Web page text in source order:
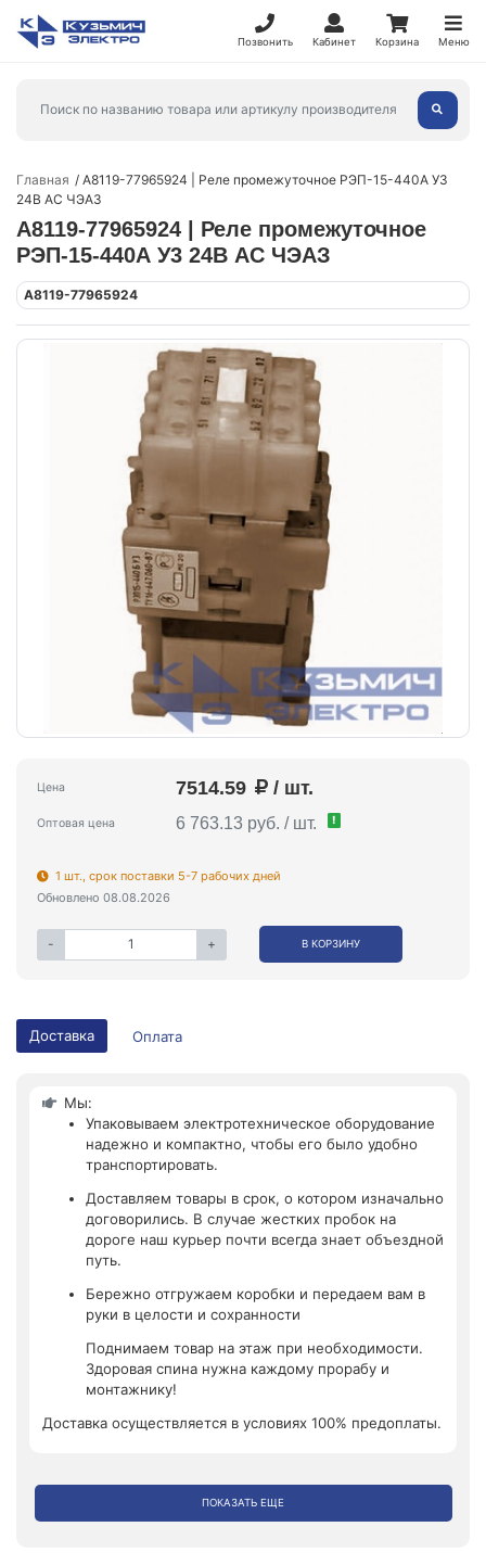
Позвонить Кабинет Корзина Меню
Главная
A8119-77965924 | Реле промежуточное РЭП-15-440А У3
24В AC ЧЭАЗ
A8119-77965924 | Реле промежуточное
РЭП-15-440А У3 24В AC ЧЭАЗ
A8119-77965924
Цена 7514.59 / шт.
Оптовая цена 6 763.13 руб. / шт. !
1 шт., срок поставки 5-7 рабочих дней
Обновлено 08.08.2026
- + В КОРЗИНУ
Доставка Оплата
Мы:
Упаковываем электротехническое оборудование
надежно и компактно, чтобы его было удобно
транспортировать.
Доставляем товары в срок, о котором изначально
договорились. В случае жестких пробок на
дороге наш курьер почти всегда знает объездной
путь.
Бережно отгружаем коробки и передаем вам в
руки в целости и сохранности
Поднимаем товар на этаж при необходимости.
Здоровая спина нужна каждому прорабу и
монтажнику!
Доставка осуществляется в условиях 100% предоплаты.
ПОКАЗАТЬ ЕЩЕ